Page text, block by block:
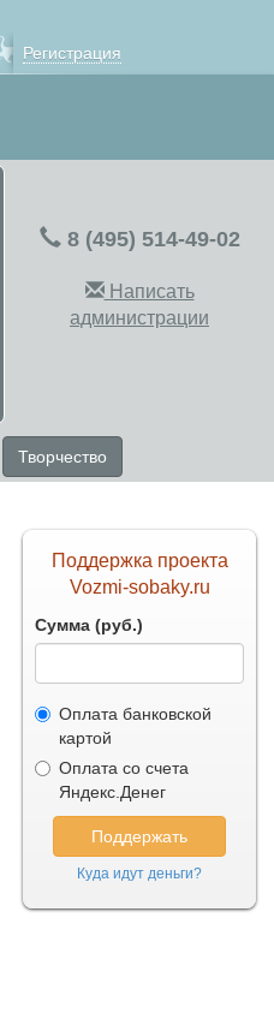
Регистрация
8 (495) 514-49-02
Написать
администрации
Творчество
Поддержка проекта
Vozmi-sobaky.ru
Сумма (руб.)
Оплата банковской
картой
Оплата со счета
Яндекс.Денег
Куда идут деньги?